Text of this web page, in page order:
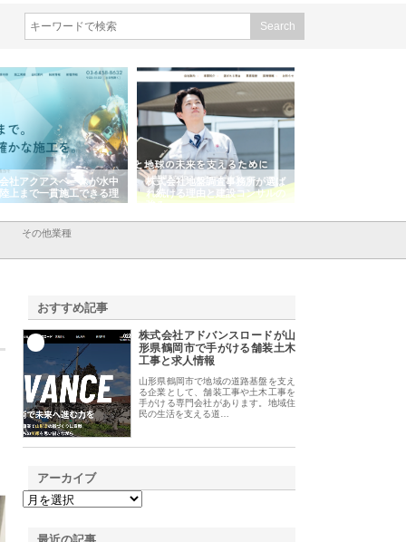
社アクアスペースが水中
上まで一貫施工できる理
株式会社地盤調査事務所が選ば
れ続ける理由と建設コンサルの
強み
その他業種
おすすめ記事
株式会社アドバンスロードが山
形県鶴岡市で手がける舗装土木
工事と求人情報
山形県鶴岡市で地域の道路基盤を支え
る企業として、舗装工事や土木工事を
手がける専門会社があります。地域住
民の生活を支える道…
アーカイブ